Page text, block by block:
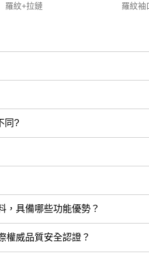
羅紋+拉鏈 羅紋袖
同?
，具備哪些功能優勢？
權威品質安全認證？